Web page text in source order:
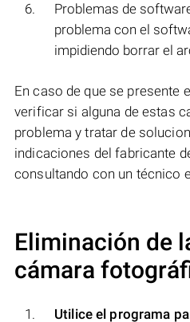
Problemas de
problema con el
impidiendo borrar el
En caso de que se presente
verificar si alguna de estas
problema y tratar de
indicaciones del fabricante
consultando con un técnico
Eliminación de
cámara
Utilice el programa